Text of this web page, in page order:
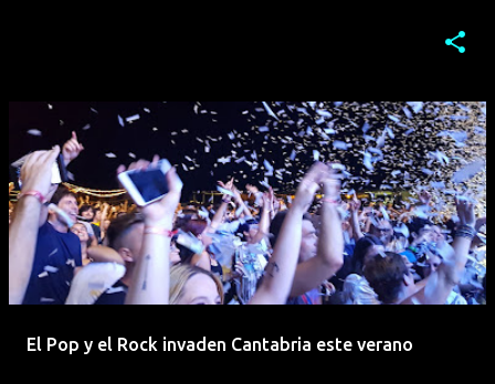
El Pop y el Rock invaden Cantabria este verano